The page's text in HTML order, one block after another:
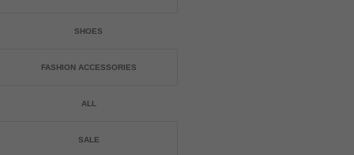
SHOES
FASHION ACCESSORIES
ALL
SALE